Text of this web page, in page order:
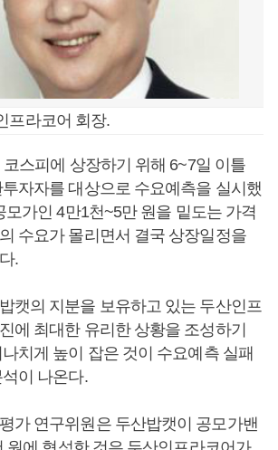
프라코어 회장.
스피에 상장하기 위해 6~7일 이틀
자자를 대상으로 수요예측을 실시했
모가인 4만1천~5만 원을 밑도는 가격
수요가 몰리면서 결국 상장일정을
.
캣의 지분을 보유하고 있는 두산인프
에 최대한 유리한 상황을 조성하기
치게 높이 잡은 것이 수요예측 실패
이 나온다.
가 연구위원은 두산밥캣이 공모가밴